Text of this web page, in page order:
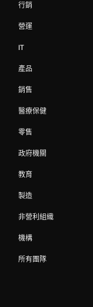
行銷
營運
IT
產品
銷售
醫療保健
零售
政府機關
教育
製造
非營利組織
機構
所有團隊